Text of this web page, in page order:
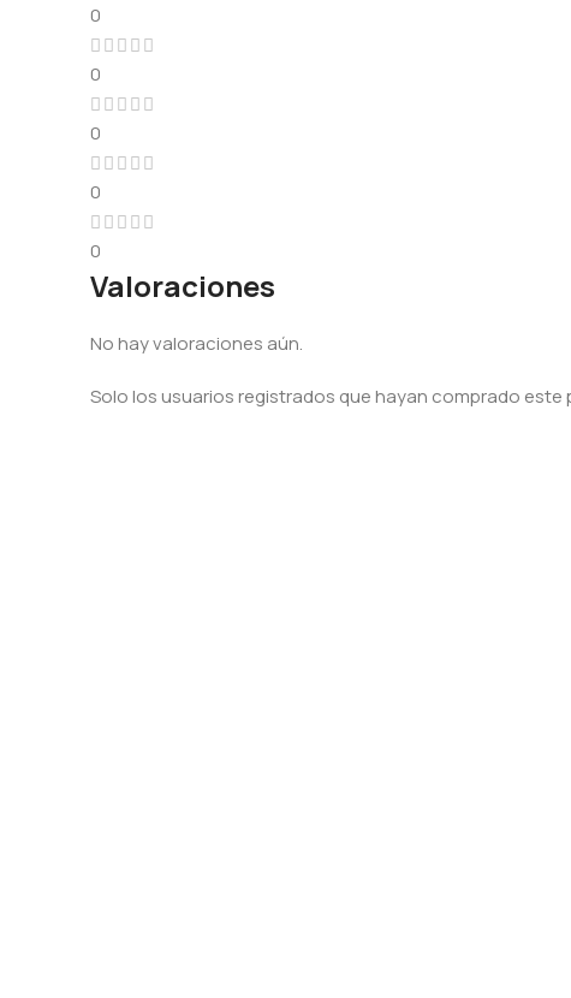
0
0
0
0
0
Valoraciones
No hay valoraciones aún.
Solo los usuarios registrados que hayan comprado